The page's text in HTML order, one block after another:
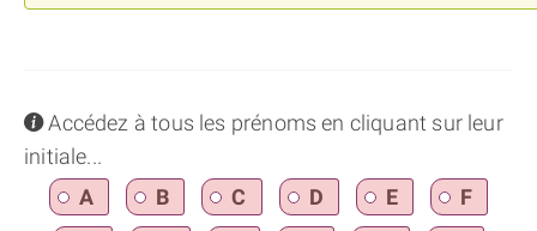
infoAccédez à tous les prénoms en cliquant sur leur
initiale...
A
B C D E
F